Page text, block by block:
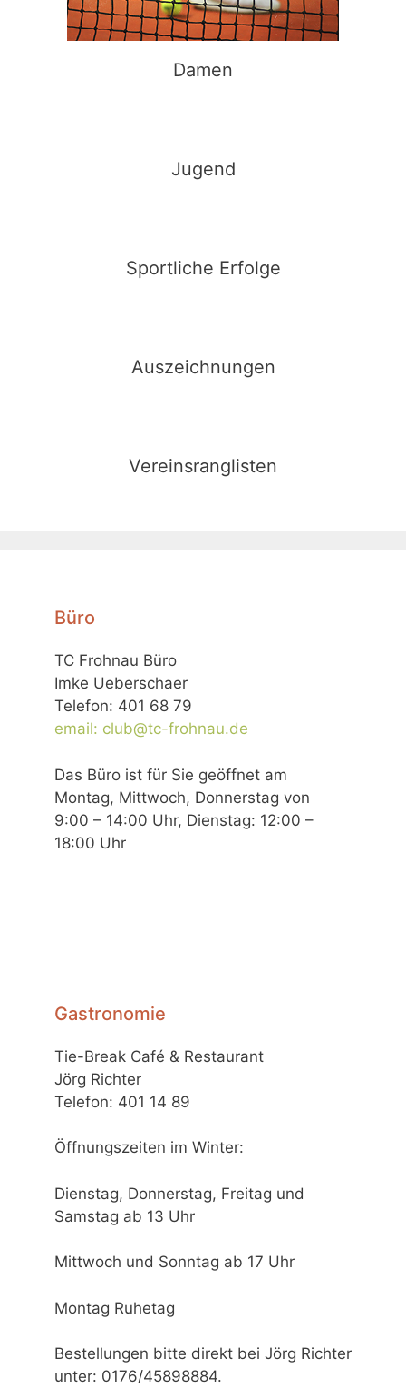
Damen
Jugend
Sportliche Erfolge
Auszeichnungen
Vereinsranglisten
Büro
TC Frohnau Büro
Imke Ueberschaer
Telefon: 401 68 79
email: club@tc-frohnau.de
Das Büro ist für Sie geöffnet am
Montag, Mittwoch, Donnerstag von
9:00 – 14:00 Uhr, Dienstag: 12:00 –
18:00 Uhr
Gastronomie
Tie-Break Café & Restaurant
Jörg Richter
Telefon: 401 14 89
Öffnungszeiten im Winter:
Dienstag, Donnerstag, Freitag und
Samstag ab 13 Uhr
Mittwoch und Sonntag ab 17 Uhr
Montag Ruhetag
Bestellungen bitte direkt bei Jörg Richter
unter: 0176/45898884.